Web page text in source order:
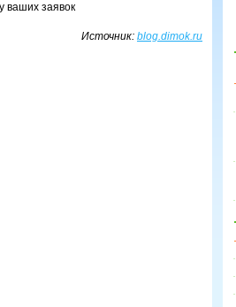
ваших заявок
Источник: blog.dimok.ru